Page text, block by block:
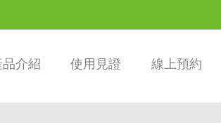
介紹 使用見證 線上預約